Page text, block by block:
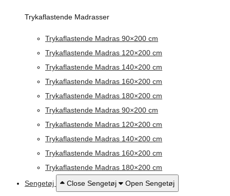
Trykaflastende Madrasser
Trykaflastende Madras 90×200 cm
Trykaflastende Madras 120×200 cm
Trykaflastende Madras 140×200 cm
Trykaflastende Madras 160×200 cm
Trykaflastende Madras 180×200 cm
Trykaflastende Madras 90×200 cm
Trykaflastende Madras 120×200 cm
Trykaflastende Madras 140×200 cm
Trykaflastende Madras 160×200 cm
Trykaflastende Madras 180×200 cm
Sengetøj
Close Sengetøj Open Sengetøj